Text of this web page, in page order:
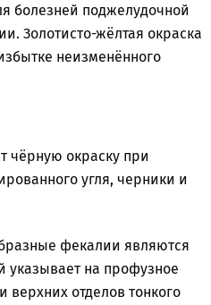
болезней поджелудочной
Золотисто-жёлтая окраска
неизменённого
чёрную окраску при
угля, черники и
фекалии являются
указывает на профузное
верхних отделов тонкого